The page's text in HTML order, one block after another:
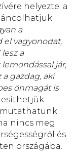
helyezte: a
a
el vagyonodat,
a
jár,
gazdag, aki
önmagát is
nincs meg
és
országába.